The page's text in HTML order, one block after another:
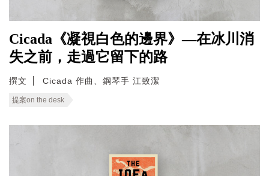
Cicada《凝視白色的邊界》—在冰川消
失之前，走過它留下的路
撰文 Cicada 作曲、鋼琴手 江致潔
提案on the desk